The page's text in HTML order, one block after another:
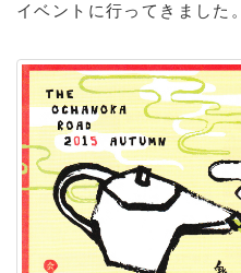
イベントに行ってきました。